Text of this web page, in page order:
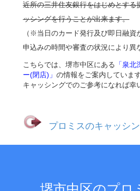
近所の三井住友銀行をはじめとする
ッシングを行うことが出来ます。
（※当日のカード発行及び即日融資
申込みの時間や審査の状況により異
こちらでは、堺市中区にある
「泉
ー(閉店)」 の情報をご案内しています
キャッシングでのご参考になれば幸
プロミスのキャッシ